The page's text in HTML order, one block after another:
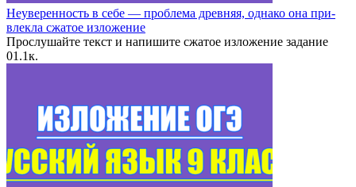
Неуверенность в себе — про­бле­ма древняя, од­на­ко она при­
влек­ла сжатое изложение
Прослушайте текст и напишите сжатое изложение задание
01.1к.